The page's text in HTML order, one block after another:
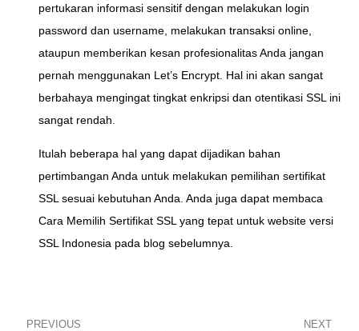
pertukaran informasi sensitif dengan melakukan login
password dan username, melakukan transaksi online,
ataupun memberikan kesan profesionalitas Anda jangan
pernah menggunakan Let’s Encrypt. Hal ini akan sangat
berbahaya mengingat tingkat enkripsi dan otentikasi SSL ini
sangat rendah.
Itulah beberapa hal yang dapat dijadikan bahan
pertimbangan Anda untuk melakukan pemilihan sertifikat
SSL sesuai kebutuhan Anda. Anda juga dapat membaca
Cara Memilih Sertifikat SSL yang tepat untuk website versi
SSL Indonesia pada blog sebelumnya.
PREVIOUS NEXT